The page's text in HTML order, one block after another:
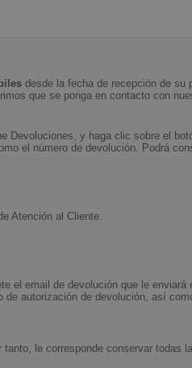
desde la fecha de recepción de su
que se ponga en contacto con
Devoluciones, y haga clic sobre el
el número de devolución. Podrá
Atención al Cliente.
el email de devolución que le
autorización de devolución, así
le corresponde conservar todas